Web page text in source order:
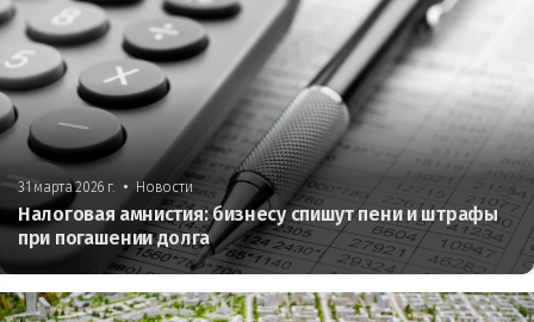
31 марта 2026 г. • Новости
Налоговая амнистия: бизнесу спишут пени и штрафы
при погашении долга